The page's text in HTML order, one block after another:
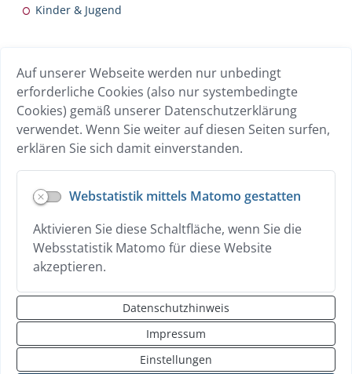
Auf unserer Webseite werden nur unbedingt
erforderliche Cookies (also nur systembedingte
Cookies) gemäß unserer Datenschutzerklärung
verwendet. Wenn Sie weiter auf diesen Seiten surfen,
erklären Sie sich damit einverstanden.
Webstatistik mittels Matomo gestatten
Aktivieren Sie diese Schaltfläche, wenn Sie die
Websstatistik Matomo für diese Website
akzeptieren.
Datenschutzhinweis
Impressum
Einstellungen
Kinder & Jugend
Breitband
Übersicht Gewerbebetriebe
Wohnen
Hilfe zur Vorlesen-Funktion
Erklärung zur Barrierefreiheit
Impressum
Login